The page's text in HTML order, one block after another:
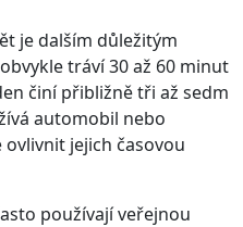
je dalším důležitým
tráví 30 až 60 minut
činí přibližně tři až sedm
automobil nebo
jejich časovou
používají veřejnou